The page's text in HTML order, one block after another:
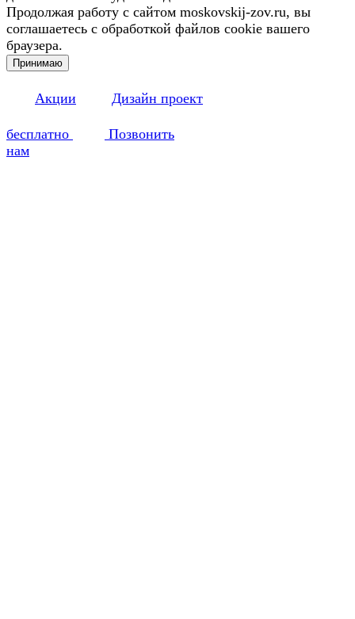
Продолжая работу с сайтом moskovskij-zov.ru, вы
соглашаетесь с обработкой файлов cookie вашего
браузера.
Принимаю
Акции Дизайн проект
бесплатно
Позвонить
нам